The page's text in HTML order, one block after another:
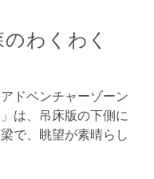
わくわく
ドベンチャーゾーン
は、吊床版の下側に
で、眺望が素晴らし